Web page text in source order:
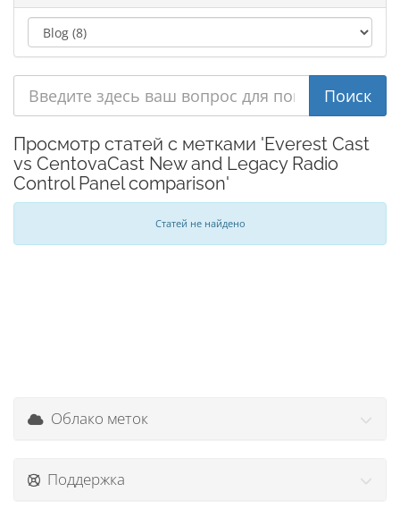
Просмотр статей с метками 'Everest Cast
vs CentovaCast New and Legacy Radio
Control Panel comparison'
Статей не найдено
Облако меток
Поддержка